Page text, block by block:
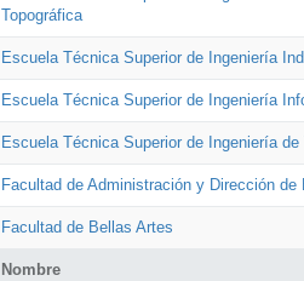
Nombre
Topográfica
Escuela Técnica Superior de Ingeniería
Escuela Técnica Superior de Ingeniería
Escuela Técnica Superior de Ingeniería
Facultad de Administración y Dirección de
Facultad de Bellas Artes